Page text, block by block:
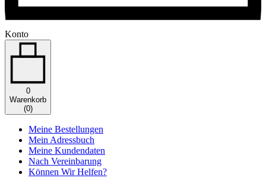
Konto
0
Warenkorb
(0)
Meine Bestellungen
Mein Adressbuch
Meine Kundendaten
Nach Vereinbarung
Können Wir Helfen?